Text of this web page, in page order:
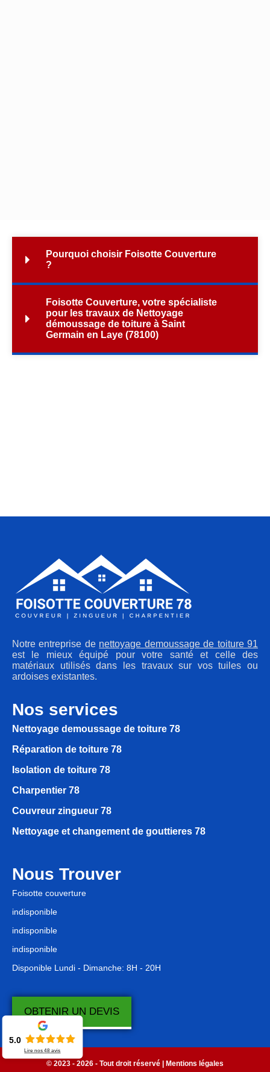
Pourquoi choisir Foisotte Couverture
?
Foisotte Couverture, votre spécialiste
pour les travaux de Nettoyage
démoussage de toiture à Saint
Germain en Laye (78100)
Notre entreprise de nettoyage demoussage de toiture 91
est le mieux équipé pour votre santé et celle des
matériaux utilisés dans les travaux sur vos tuiles ou
ardoises existantes.
Nos services
Nettoyage demoussage de toiture 78
Réparation de toiture 78
Isolation de toiture 78
Charpentier 78
Couvreur zingueur 78
Nettoyage et changement de gouttieres 78
Nous Trouver
Foisotte couverture
indisponible
indisponible
indisponible
Disponible Lundi - Dimanche: 8H - 20H
OBTENIR UN DEVIS
© 2023 - 2026 - Tout droit réservé | Mentions légales
5.0
Lire nos48 avis